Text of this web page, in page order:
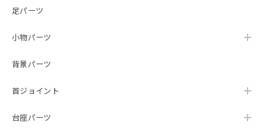
足パーツ
小物パーツ
背景パーツ
首ジョイント
台座パーツ